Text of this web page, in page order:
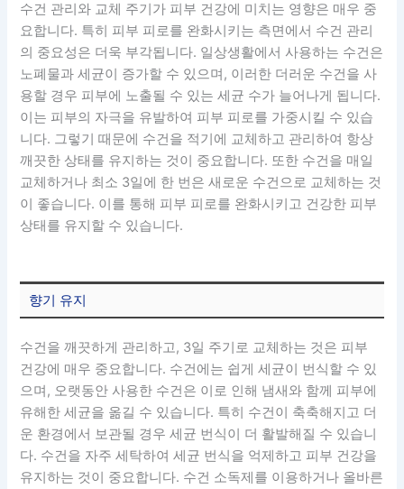
수건 관리와 교체 주기가 피부 건강에 미치는 영향은 매우 중
요합니다. 특히 피부 피로를 완화시키는 측면에서 수건 관리
의 중요성은 더욱 부각됩니다. 일상생활에서 사용하는 수건은
노폐물과 세균이 증가할 수 있으며, 이러한 더러운 수건을 사
용할 경우 피부에 노출될 수 있는 세균 수가 늘어나게 됩니다.
이는 피부의 자극을 유발하여 피부 피로를 가중시킬 수 있습
니다. 그렇기 때문에 수건을 적기에 교체하고 관리하여 항상
깨끗한 상태를 유지하는 것이 중요합니다. 또한 수건을 매일
교체하거나 최소 3일에 한 번은 새로운 수건으로 교체하는 것
이 좋습니다. 이를 통해 피부 피로를 완화시키고 건강한 피부
상태를 유지할 수 있습니다.
향기 유지
수건을 깨끗하게 관리하고, 3일 주기로 교체하는 것은 피부
건강에 매우 중요합니다. 수건에는 쉽게 세균이 번식할 수 있
으며, 오랫동안 사용한 수건은 이로 인해 냄새와 함께 피부에
유해한 세균을 옮길 수 있습니다. 특히 수건이 축축해지고 더
운 환경에서 보관될 경우 세균 번식이 더 활발해질 수 있습니
다. 수건을 자주 세탁하여 세균 번식을 억제하고 피부 건강을
유지하는 것이 중요합니다. 수건 소독제를 이용하거나 올바른